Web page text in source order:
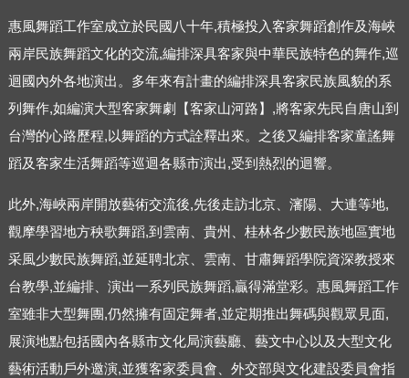
惠風舞蹈工作室成立於民國八十年,積極投入客家舞蹈創作及海峽
兩岸民族舞蹈文化的交流,編排深具客家與中華民族特色的舞作,巡
迴國內外各地演出。多年來有計畫的編排深具客家民族風貌的系
列舞作,如編演大型客家舞劇【客家山河路】,將客家先民自唐山到
台灣的心路歷程,以舞蹈的方式詮釋出來。之後又編排客家童謠舞
蹈及客家生活舞蹈等巡迴各縣市演出,受到熱烈的迴響。
此外,海峽兩岸開放藝術交流後,先後走訪北京、瀋陽、大連等地,
觀摩學習地方秧歌舞蹈,到雲南、貴州、桂林各少數民族地區實地
采風少數民族舞蹈,並延聘北京、雲南、甘肅舞蹈學院資深教授來
台教學,並編排、演出一系列民族舞蹈,贏得滿堂彩。惠風舞蹈工作
室雖非大型舞團,仍然擁有固定舞者,並定期推出舞碼與觀眾見面,
展演地點包括國內各縣市文化局演藝廳、藝文中心以及大型文化
藝術活動戶外邀演,並獲客家委員會、外交部與文化建設委員會指